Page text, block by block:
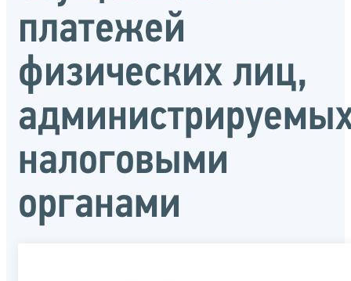
платежей
физических лиц,
налоговыми
органами